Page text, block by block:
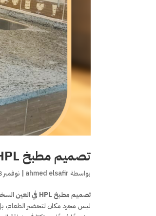
تصميم مطبخ HPL في العين السخنة: تصميم مميز يجمع بين الجمال والجودة
بواسطة ahmed elsafir
| نوفمبر 18, 2024
تصميم مطبخ HPL في العين السخنة: تصميم مميز يجمع بين الجمال والجودة
ليس مجرد مكان لتحضير الطعام،